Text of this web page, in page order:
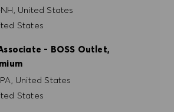
United States
States
- BOSS Outlet,
United States
States